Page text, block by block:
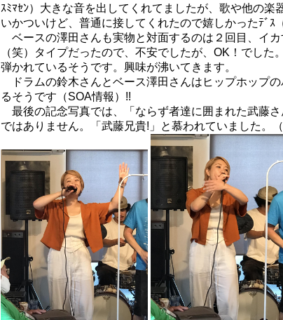
ｽﾐﾏｾﾝ）大きな音を出してくれてましたが、歌や他の楽
いかついけど、普通に接してくれたので嬉しかったﾃﾞｽ
ベースの澤田さんも実物と対面するのは２回目、イ
（笑）タイプだったので、不安でしたが、OK！でした
弾かれているそうです。興味が沸いてきます。
ドラムの鈴木さんとベース澤田さんはヒップホップ
るそうです（SOA情報）!!
最後の記念写真では、「ならず者達に囲まれた武藤
ではありません。「武藤兄貴!」と慕われていました。（